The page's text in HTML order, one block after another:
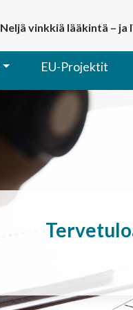
EU-Projektit
Neljä vinkkiä lääkintä –